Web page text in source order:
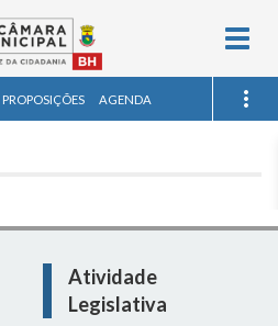
PROPOSIÇÕES AGENDA
Atividade
Legislativa